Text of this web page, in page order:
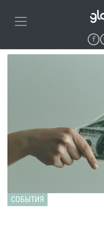
СОБЫТИЯ